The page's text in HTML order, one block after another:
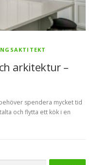
arkitektur –
spendera mycket tid
och flytta ett kök i en